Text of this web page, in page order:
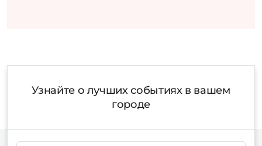
Узнайте о лучших событиях в вашем
городе